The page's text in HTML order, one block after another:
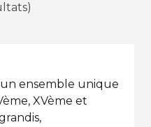
un ensemble unique
XVème et